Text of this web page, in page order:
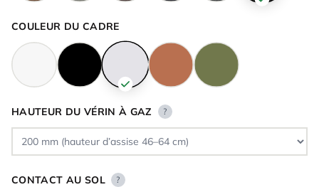
COULEUR DU CADRE
HAUTEUR DU VÉRIN À GAZ ?
CONTACT AU SOL ?